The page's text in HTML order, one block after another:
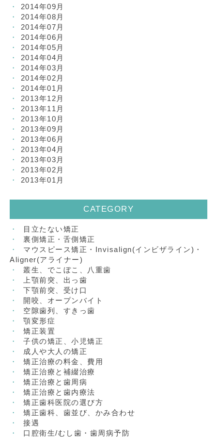
2014年09月
2014年08月
2014年07月
2014年06月
2014年05月
2014年04月
2014年03月
2014年02月
2014年01月
2013年12月
2013年11月
2013年10月
2013年09月
2013年06月
2013年04月
2013年03月
2013年02月
2013年01月
CATEGORY
目立たない矯正
裏側矯正・舌側矯正
マウスピース矯正・Invisalign(インビザライン)・
Aligner(アライナー)
叢生、でこぼこ、八重歯
上顎前突、出っ歯
下顎前突、受け口
開咬、オープンバイト
空隙歯列、すきっ歯
顎変形症
矯正装置
子供の矯正、小児矯正
成人や大人の矯正
矯正治療の料金、費用
矯正治療と補綴治療
矯正治療と歯周病
矯正治療と歯内療法
矯正歯科医院の選び方
矯正歯科、歯並び、かみ合わせ
接遇
口腔衛生/むし歯・歯周病予防